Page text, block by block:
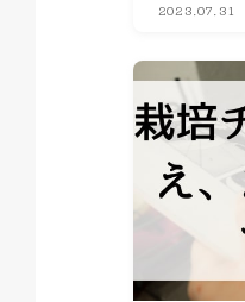
2023.07.31